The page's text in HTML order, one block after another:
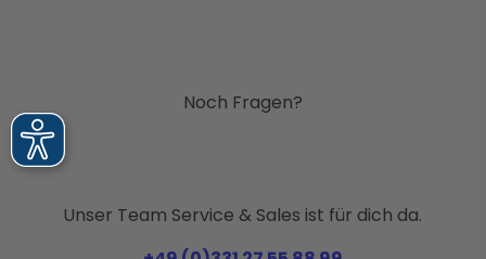
Noch Fragen?
Unser Team Service & Sales ist für dich da.